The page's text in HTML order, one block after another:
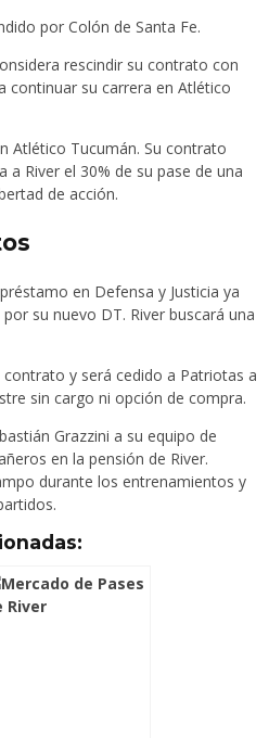
por Colón de Santa Fe.
rescindir su contrato con
continuar su carrera en Atlético
Atlético Tucumán. Su contrato
a River el 30% de su pase de una
de acción.
en Defensa y Justicia ya
su nuevo DT. River buscará una
y será cedido a Patriotas a
sin cargo ni opción de compra.
Grazzini a su equipo de
en la pensión de River.
durante los entrenamientos y